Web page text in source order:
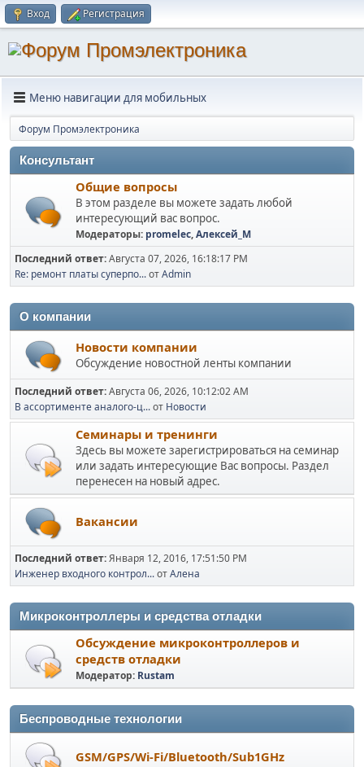
Вход Регистрация
Меню навигации для мобильных
Форум Промэлектроника
Консультант
Общие вопросы
В этом разделе вы можете задать любой
интересующий вас вопрос.
Модераторы: promelec,Алексей_М
Последний ответ:Августа 07, 2026, 16:18:17 PM
Re: ремонт платы суперпо...отAdmin
О компании
Новости компании
Обсуждение новостной ленты компании
Последний ответ:Августа 06, 2026, 10:12:02 AM
В ассортименте аналого-ц...от Новости
Семинары и тренинги
Здесь вы можете зарегистрироваться на семинар
или задать интересующие Вас вопросы. Раздел
перенесен на новый адрес.
Вакансии
Последний ответ:Января 12, 2016, 17:51:50 PM
Инженер входного контрол...отАлена
Микроконтроллеры и средства отладки
Обсуждение микроконтроллеров и
средств отладки
Модератор: Rustam
Беспроводные технологии
GSM/GPS/Wi-Fi/Bluetooth/Sub1GHz